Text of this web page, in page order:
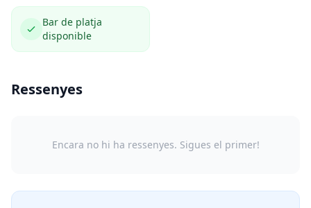
Bar de platja
disponible
Ressenyes
Encara no hi ha ressenyes. Sigues el primer!